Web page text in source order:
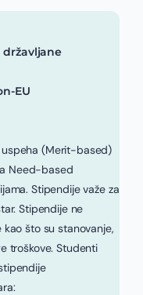
državljane
EU
(Merit-based)
Need-based
Stipendije važe za
Stipendije ne
što su stanovanje,
troškove. Studenti